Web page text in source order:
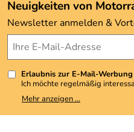
Kundenbewertungen (3.492)
4,9/5*****
Neuigkeiten von
Newsletter anmelden &
Erlaubnis zur E-Mail-Werbung
Ich möchte regelmäßig
Meine E-Mail-Adresse wird
weitergegeben. Zu
Mehr anzeigen ...